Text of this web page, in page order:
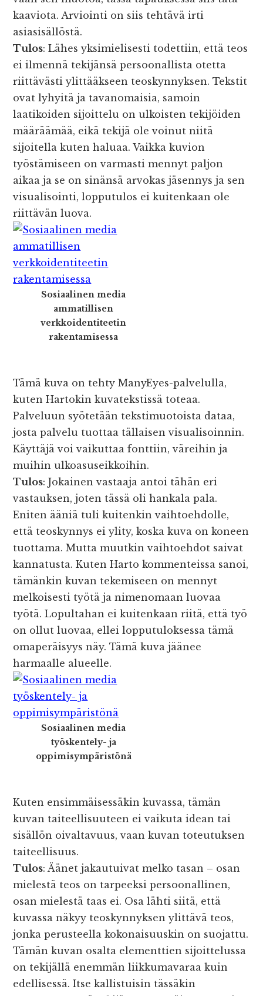
kaaviota. Arviointi on siis tehtävä irti
asiasisällöstä.
Tulos: Lähes yksimielisesti todettiin, että teos
ei ilmennä tekijänsä persoonallista otetta
riittävästi ylittääkseen teoskynnyksen. Tekstit
ovat lyhyitä ja tavanomaisia, samoin
laatikoiden sijoittelu on ulkoisten tekijöiden
määräämää, eikä tekijä ole voinut niitä
sijoitella kuten haluaa. Vaikka kuvion
työstämiseen on varmasti mennyt paljon
aikaa ja se on sinänsä arvokas jäsennys ja sen
visualisointi, lopputulos ei kuitenkaan ole
riittävän luova.
Sosiaalinen media
ammatillisen
verkkoidentiteetin
rakentamisessa
Tämä kuva on tehty ManyEyes-palvelulla,
kuten Hartokin kuvatekstissä toteaa.
Palveluun syötetään tekstimuotoista dataa,
josta palvelu tuottaa tällaisen visualisoinnin.
Käyttäjä voi vaikuttaa fonttiin, väreihin ja
muihin ulkoasuseikkoihin.
Tulos: Jokainen vastaaja antoi tähän eri
vastauksen, joten tässä oli hankala pala.
Eniten ääniä tuli kuitenkin vaihtoehdolle,
että teoskynnys ei ylity, koska kuva on koneen
tuottama. Mutta muutkin vaihtoehdot saivat
kannatusta. Kuten Harto kommenteissa sanoi,
tämänkin kuvan tekemiseen on mennyt
melkoisesti työtä ja nimenomaan luovaa
työtä. Lopultahan ei kuitenkaan riitä, että työ
on ollut luovaa, ellei lopputuloksessa tämä
omaperäisyys näy. Tämä kuva jäänee
harmaalle alueelle.
Sosiaalinen media
työskentely- ja
oppimisympäristönä
Kuten ensimmäisessäkin kuvassa, tämän
kuvan taiteellisuuteen ei vaikuta idean tai
sisällön oivaltavuus, vaan kuvan toteutuksen
taiteellisuus.
Tulos: Äänet jakautuivat melko tasan – osan
mielestä teos on tarpeeksi persoonallinen,
osan mielestä taas ei. Osa lähti siitä, että
kuvassa näkyy teoskynnyksen ylittävä teos,
jonka perusteella kokonaisuuskin on suojattu.
Tämän kuvan osalta elementtien sijoittelussa
on tekijällä enemmän liikkumavaraa kuin
edellisessä. Itse kallistuisin tässäkin